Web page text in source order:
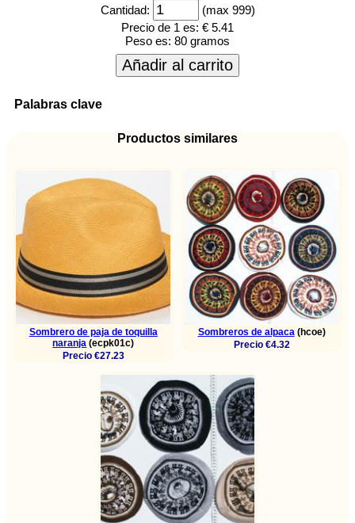
Cantidad:
(max 999)
Precio de 1 es: € 5.41
Peso es: 80 gramos
Añadir al carrito
Palabras clave
Productos similares
Sombrero de paja de toquilla
naranja (ecpk01c)
Precio €27.23
Sombreros de alpaca(hcoe)
Precio €4.32